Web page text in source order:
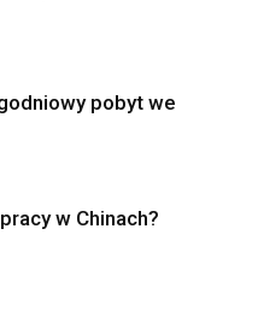
pobyt we
w Chinach?